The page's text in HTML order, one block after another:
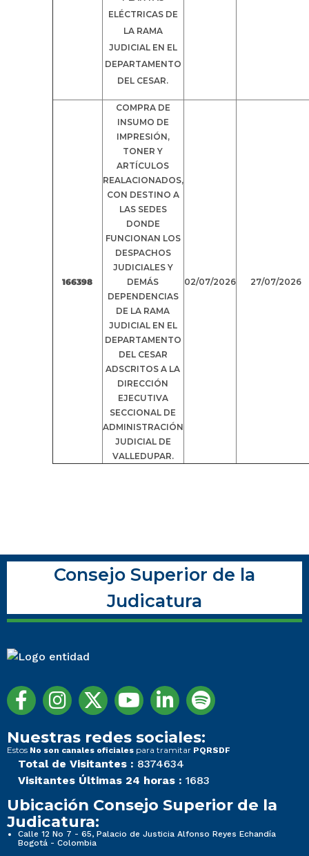
ELÉCTRICAS DE
LA RAMA
JUDICIAL EN EL
DEPARTAMENTO
DEL CESAR.
166398
COMPRA DE
INSUMO DE
IMPRESIÓN,
TONER Y
ARTÍCULOS
REALACIONADOS,
CON DESTINO A
LAS SEDES
DONDE
FUNCIONAN LOS
DESPACHOS
JUDICIALES Y
DEMÁS
DEPENDENCIAS
DE LA RAMA
JUDICIAL EN EL
DEPARTAMENTO
DEL CESAR
ADSCRITOS A LA
DIRECCIÓN
EJECUTIVA
SECCIONAL DE
ADMINISTRACIÓN
JUDICIAL DE
VALLEDUPAR.
02/07/2026 27/07/2026
Consejo Superior de la
Judicatura
Nuestras redes sociales:
Estos No son canales oficiales para tramitar PQRSDF
Total de Visitantes : 8374634
Visitantes Últimas 24 horas : 1683
Ubicación Consejo Superior de la
Judicatura:
Calle 12 No 7 - 65, Palacio de Justicia Alfonso Reyes Echandía
Bogotá - Colombia